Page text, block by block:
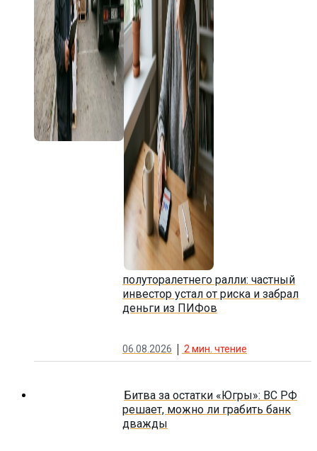
полуторалетнего ралли: частный
инвестор устал от риска и забрал
деньги из ПИФов
06.08.2026 2мин. чтение
Битва за остатки «Югры»: ВС РФ
решает, можно ли грабить банк
дважды